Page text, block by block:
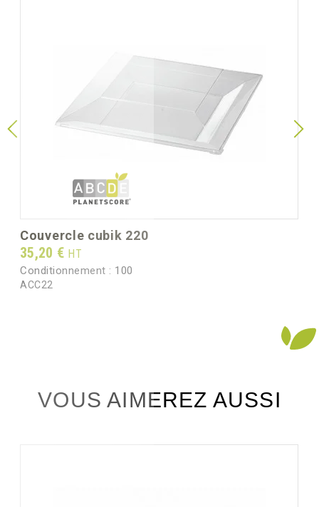
couvercle cubik 220
Prix
35,20 € HT
Conditionnement : 100
ACC22
VOUS AIMEREZ AUSSI